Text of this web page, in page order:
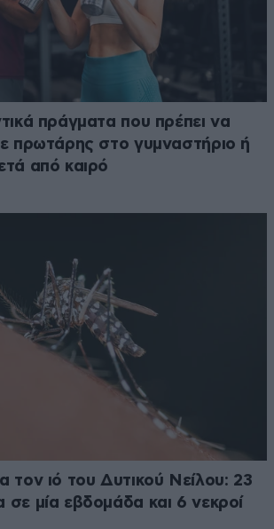
πράγματα που πρέπει να
πρωτάρης στο γυμναστήριο ή
από καιρό
τον ιό του Δυτικού Νείλου: 23
μία εβδομάδα και 6 νεκροί